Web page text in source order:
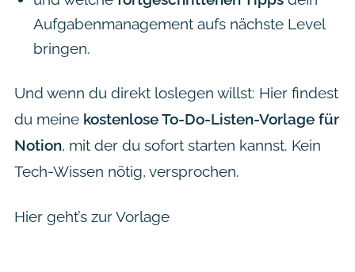
Aufgabenmanagement aufs nächste Level
bringen.
Und wenn du direkt loslegen willst: Hier findest
du meine kostenlose To-Do-Listen-Vorlage für
Notion, mit der du sofort starten kannst. Kein
Tech-Wissen nötig, versprochen.
Hier geht’s zur Vorlage